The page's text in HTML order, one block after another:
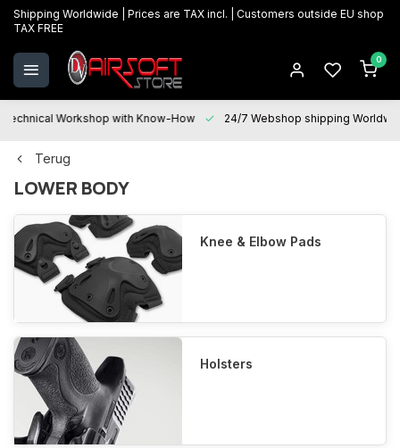
Shipping Worldwide | Prices are TAX incl. | Customers outside EU shop
TAX FREE
0
Technical Workshop with Know-How 24/7 Webshop shipping
Terug
LOWER BODY
Knee & Elbow Pads
Holsters